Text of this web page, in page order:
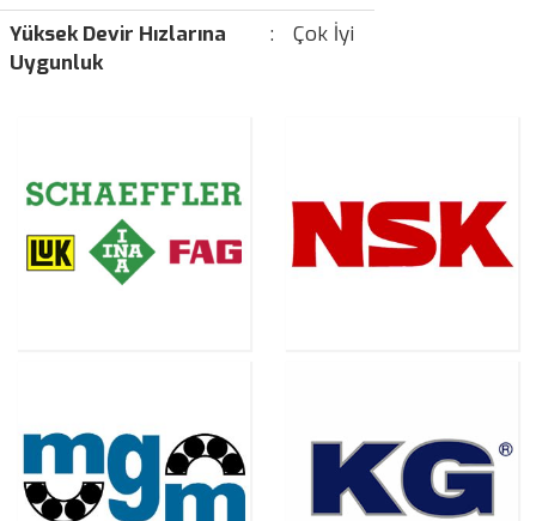
Yüksek Devir Hızlarına
Uygunluk
: Çok İyi